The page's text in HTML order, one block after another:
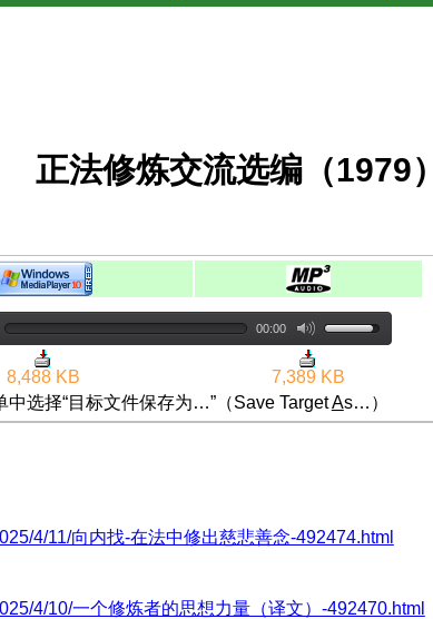
正法修炼交流选编（1979）
00:00
8,488 KB
7,389 KB
选择“目标文件保存为…”（Save TargetAs…）
4/11/向内找-在法中修出慈悲善念-492474.html
4/10/一个修炼者的思想力量（译文）-492470.html